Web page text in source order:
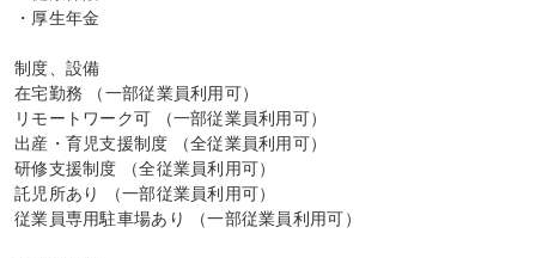
・厚生年金
制度、設備
在宅勤務 （一部従業員利用可）
リモートワーク可 （一部従業員利用可）
出産・育児支援制度 （全従業員利用可）
研修支援制度 （全従業員利用可）
託児所あり （一部従業員利用可）
従業員専用駐車場あり （一部従業員利用可）